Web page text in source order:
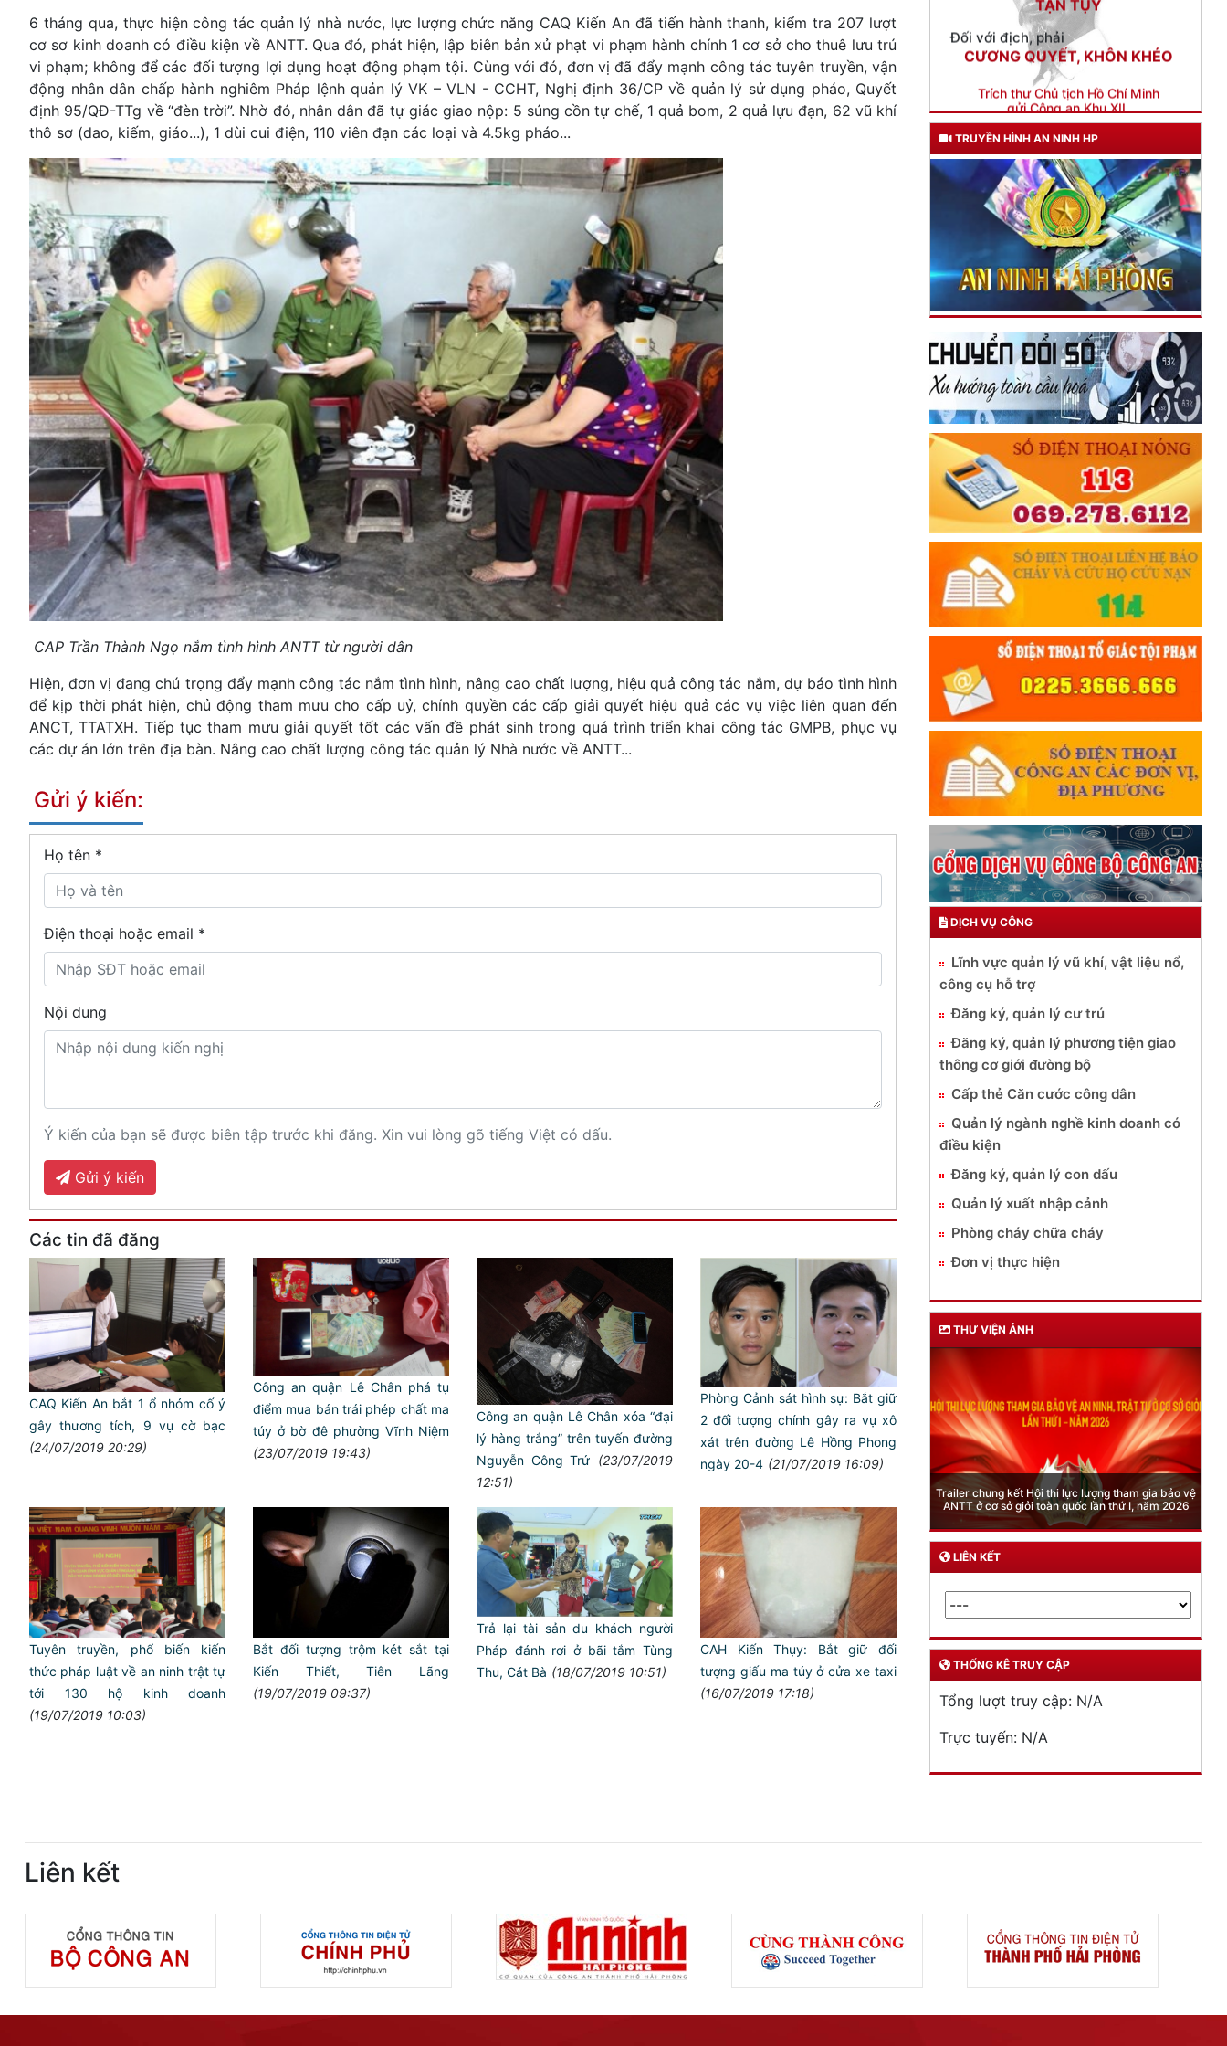
6 tháng qua, thực hiện công tác quản lý nhà nước, lực lượng chức năng CAQ Kiến An đã tiến hành thanh, kiểm tra 207 lượt
cơ sơ kinh doanh có điều kiện về ANTT. Qua đó, phát hiện, lập biên bản xử phạt vi phạm hành chính 1 cơ sở cho thuê lưu trú
vi phạm; không để các đối tượng lợi dụng hoạt động phạm tội. Cùng với đó, đơn vị đã đẩy mạnh công tác tuyên truyền, vận
động nhân dân chấp hành nghiêm Pháp lệnh quản lý VK – VLN - CCHT, Nghị định 36/CP về quản lý sử dụng pháo, Quyết
định 95/QĐ-TTg về “đèn trời”. Nhờ đó, nhân dân đã tự giác giao nộp: 5 súng cồn tự chế, 1 quả bom, 2 quả lựu đạn, 62 vũ khí
thô sơ (dao, kiếm, giáo...), 1 dùi cui điện, 110 viên đạn các loại và 4.5kg pháo...
CAP Trần Thành Ngọ nắm tình hình ANTT từ người dân
Hiện, đơn vị đang chú trọng đẩy mạnh công tác nắm tình hình, nâng cao chất lượng, hiệu quả công tác nắm, dự báo tình hình
để kịp thời phát hiện, chủ động tham mưu cho cấp uỷ, chính quyền các cấp giải quyết hiệu quả các vụ việc liên quan đến
ANCT, TTATXH. Tiếp tục tham mưu giải quyết tốt các vấn đề phát sinh trong quá trình triển khai công tác GMPB, phục vụ
các dự án lớn trên địa bàn. Nâng cao chất lượng công tác quản lý Nhà nước về ANTT...
Gửi ý kiến:
Họ tên *
Điện thoại hoặc email *
Nội dung
Ý kiến của bạn sẽ được biên tập trước khi đăng. Xin vui lòng gõ tiếng Việt có dấu.
Gửi ý kiến
Các tin đã đăng
CAQ Kiến An bắt 1 ổ nhóm cố ý
gây thương tích, 9 vụ cờ bạc
(24/07/2019 20:29)
Công an quận Lê Chân phá tụ
điểm mua bán trái phép chất ma
túy ở bờ đê phường Vĩnh Niệm
(23/07/2019 19:43)
Công an quận Lê Chân xóa “đại
lý hàng trắng” trên tuyến đường
Nguyễn Công Trứ (23/07/2019
12:51)
Phòng Cảnh sát hình sự: Bắt giữ
2 đối tượng chính gây ra vụ xô
xát trên đường Lê Hồng Phong
ngày 20-4 (21/07/2019 16:09)
Tuyên truyền, phổ biến kiến
thức pháp luật về an ninh trật tự
tới 130 hộ kinh doanh
(19/07/2019 10:03)
Bắt đối tượng trộm két sắt tại
Kiến Thiết, Tiên Lãng
(19/07/2019 09:37)
Trả lại tài sản du khách người
Pháp đánh rơi ở bãi tắm Tùng
Thu, Cát Bà (18/07/2019 10:51)
CAH Kiến Thụy: Bắt giữ đối
tượng giấu ma túy ở cửa xe taxi
(16/07/2019 17:18)
CƯƠNG QUYẾT, KHÔN KHÉO
Trích thư Chủ tịch Hồ Chí Minh
gửi Công an Khu XII,
ngày 11 tháng 3 năm 1948.
TRUYỀN HÌNH AN NINH HP
DỊCH VỤ CÔNG
Lĩnh vực quản lý vũ khí, vật liệu nổ,
công cụ hỗ trợ
Đăng ký, quản lý cư trú
Đăng ký, quản lý phương tiện giao
thông cơ giới đường bộ
Cấp thẻ Căn cước công dân
Quản lý ngành nghề kinh doanh có
điều kiện
Đăng ký, quản lý con dấu
Quản lý xuất nhập cảnh
Phòng cháy chữa cháy
Đơn vị thực hiện
THƯ VIỆN ẢNH
ANTT ở cơ sở giỏi toàn quốc lần thứ I, năm 2026
Phòng Quản lý xuất nhập cảnh: Hướng dẫn những
quy định mới trong lĩnh vực xuất cảnh, nhập cảnh
của công dân việt nam từ ngày 01/7/2026
LIÊN KẾT
THỐNG KÊ TRUY CẬP
Tổng lượt truy cập: N/A
Trực tuyến: N/A
Liên kết